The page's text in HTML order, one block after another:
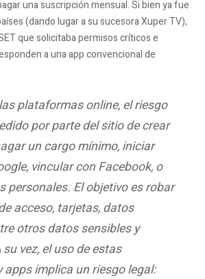
una suscripción mensual. Si bien ya fue
(dando lugar a su sucesora Xuper TV),
que solicitaba permisos críticos e
a una app convencional de
plataformas online, el riesgo
por parte del sitio de crear
un cargo mínimo, iniciar
vincular con Facebook, o
personales. El objetivo es robar
acceso, tarjetas, datos
otros datos sensibles y
vez, el uso de estas
implica un riesgo legal: